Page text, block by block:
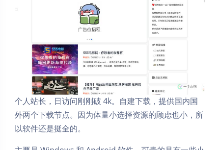
Dark Mode
个人站长，日访问刚刚破 4k。自建下载，提供国内国
外两个下载节点。因为体量小选择资源的顾虑也小，所
以软件还是挺全的。